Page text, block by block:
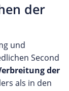
der
und
Second
der
als in den